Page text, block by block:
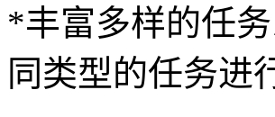
*丰富多样的任
同类型的任务进